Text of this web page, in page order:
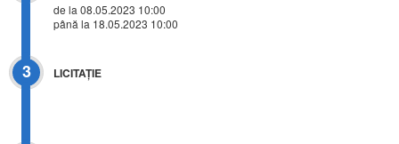
de la 08.05.2023 10:00
până la 18.05.2023 10:00
3 LICITAŢIE